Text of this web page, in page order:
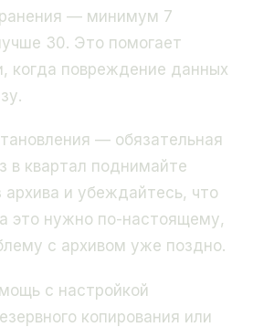
— минимум 7
30. Это помогает
когда повреждение данных
— обязательная
в квартал поднимайте
и убеждайтесь, что
это нужно по-настоящему,
с архивом уже поздно.
с настройкой
копирования или